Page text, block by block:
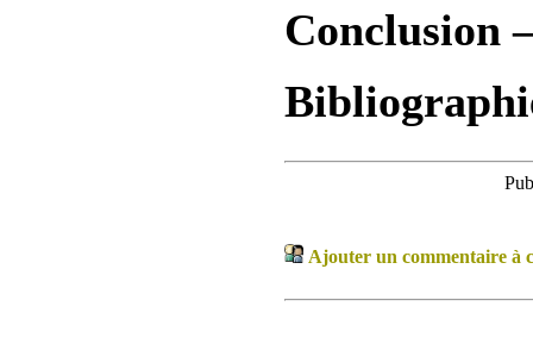
Conclusion
Ajouter un commentaire à